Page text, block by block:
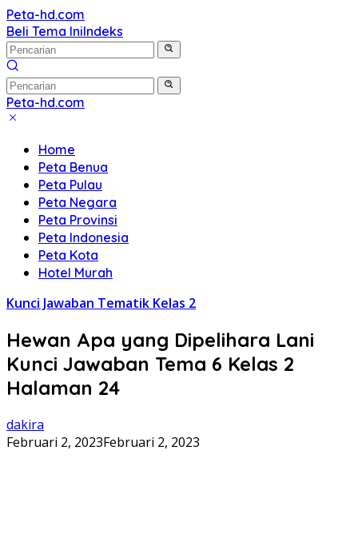
Langsung
ke
konten
Peta-hd.com
Kumpulan
Gambar
Peta
HD
Beli Tema IniIndeks
Peta-hd.com
Kumpulan
Peta
HD
Home
Peta Benua
Peta Pulau
Peta Negara
Peta Provinsi
Peta Indonesia
Peta Kota
Hotel Murah
Kunci Jawaban Tematik Kelas 2
Hewan Apa yang Dipelihara Lani
Kunci Jawaban Tema 6 Kelas 2
Halaman 24
dakira
Februari 2, 2023Februari 2, 2023